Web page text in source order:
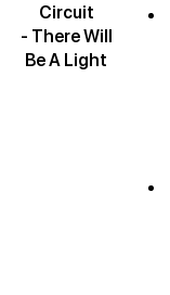
Circuit
- There Will
Be A Light